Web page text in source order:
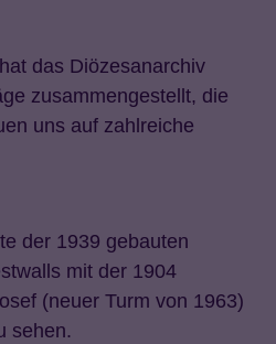
das Diözesanarchiv
zusammengestellt, die
uns auf zahlreiche
der 1939 gebauten
mit der 1904
(neuer Turm von 1963)
sehen.